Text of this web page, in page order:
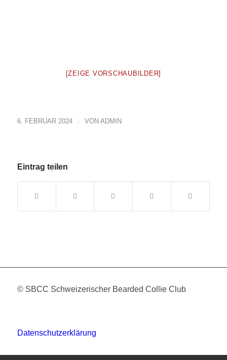
[ZEIGE VORSCHAUBILDER]
6. FEBRUAR 2024 / VON ADMIN
Eintrag teilen
© SBCC Schweizerischer Bearded Collie Club
Datenschutzerklärung